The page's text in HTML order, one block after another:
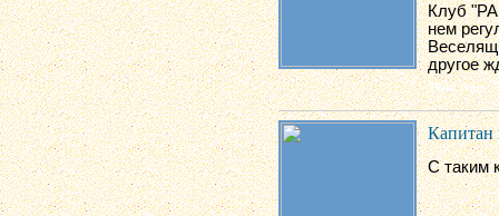
Клуб
нем
другое
Капитан
С таким